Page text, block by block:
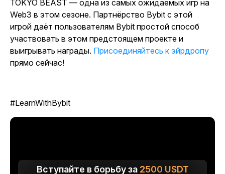
TOKYO BEAST — одна из самых ожидаемых игр на
Web3 в этом сезоне. Партнёрство Bybit с этой
игрой даёт пользователям Bybit простой способ
участвовать в этом предстоящем проекте и
выигрывать награды. Присоединяйтесь к эйрдропу
прямо сейчас!
#LearnWithBybit
Вступайте в борьбу за 2500 USDT